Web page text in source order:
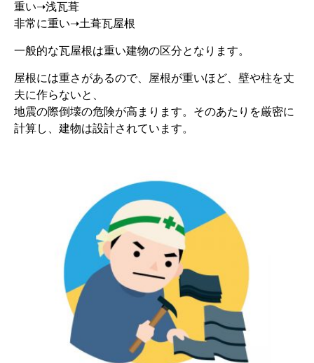
重い➝浅瓦葺
非常に重い➝土葺瓦屋根
一般的な瓦屋根は重い建物の区分となります。
屋根には重さがあるので、屋根が重いほど、壁や柱を丈
夫に作らないと、
地震の際倒壊の危険が高まります。そのあたりを厳密に
計算し、建物は設計されています。